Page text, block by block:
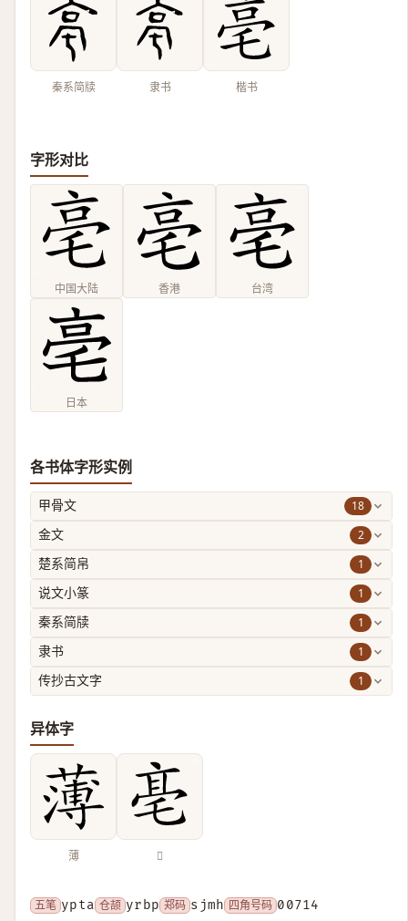
秦系简牍 隶书 楷书
字形对比
中国大陆 香港 台湾
日本
各书体字形实例
甲骨文 18
金文 2
楚系简帛 1
说文小篆 1
秦系简牍 1
隶书 1
传抄古文字 1
异体字
薄 𠅢
五笔 ypta 仓颉 yrbp 郑码 sjmh 四角号码 00714